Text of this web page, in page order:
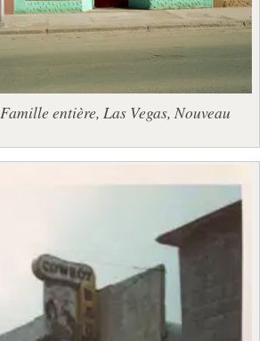
Famille entière, Las Vegas, Nouveau